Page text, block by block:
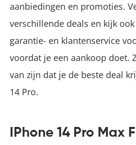
aanbiedingen en promoties.
verschillende deals en kijk
garantie- en klantenservice
voordat je een aankoop doet.
van zijn dat je de beste deal
14 Pro.
IPhone 14 Pro Max